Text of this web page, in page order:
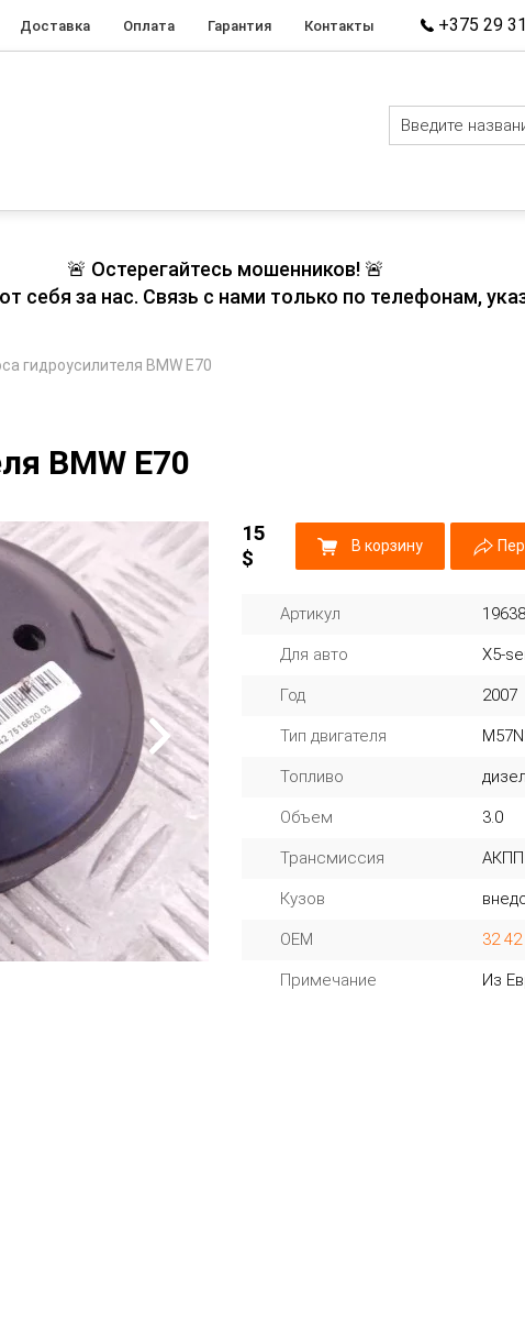
Доставка Оплата Гарантия Контакты +375 29
🚨 Остерегайтесь мошенников! 🚨
себя за нас. Связь с нами только по телефонам,
гидроусилителя BMW E70
BMW E70
15
$
В корзину
Артикул
Для авто X5-
Год 2007
Тип двигателя
Топливо
Объем 3.0
Трансмиссия АКПП
Кузов
OEM 32
Примечание Из